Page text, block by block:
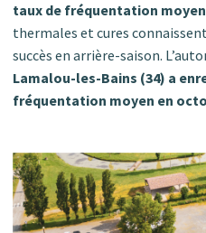
taux de fréquentation moyen
thermales et cures
succès en arrière-saison.
Lamalou-les-Bains (34) a
fréquentation moyen en